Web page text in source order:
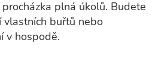
plná úkolů. Budete
vlastních buřtů nebo
v hospodě.